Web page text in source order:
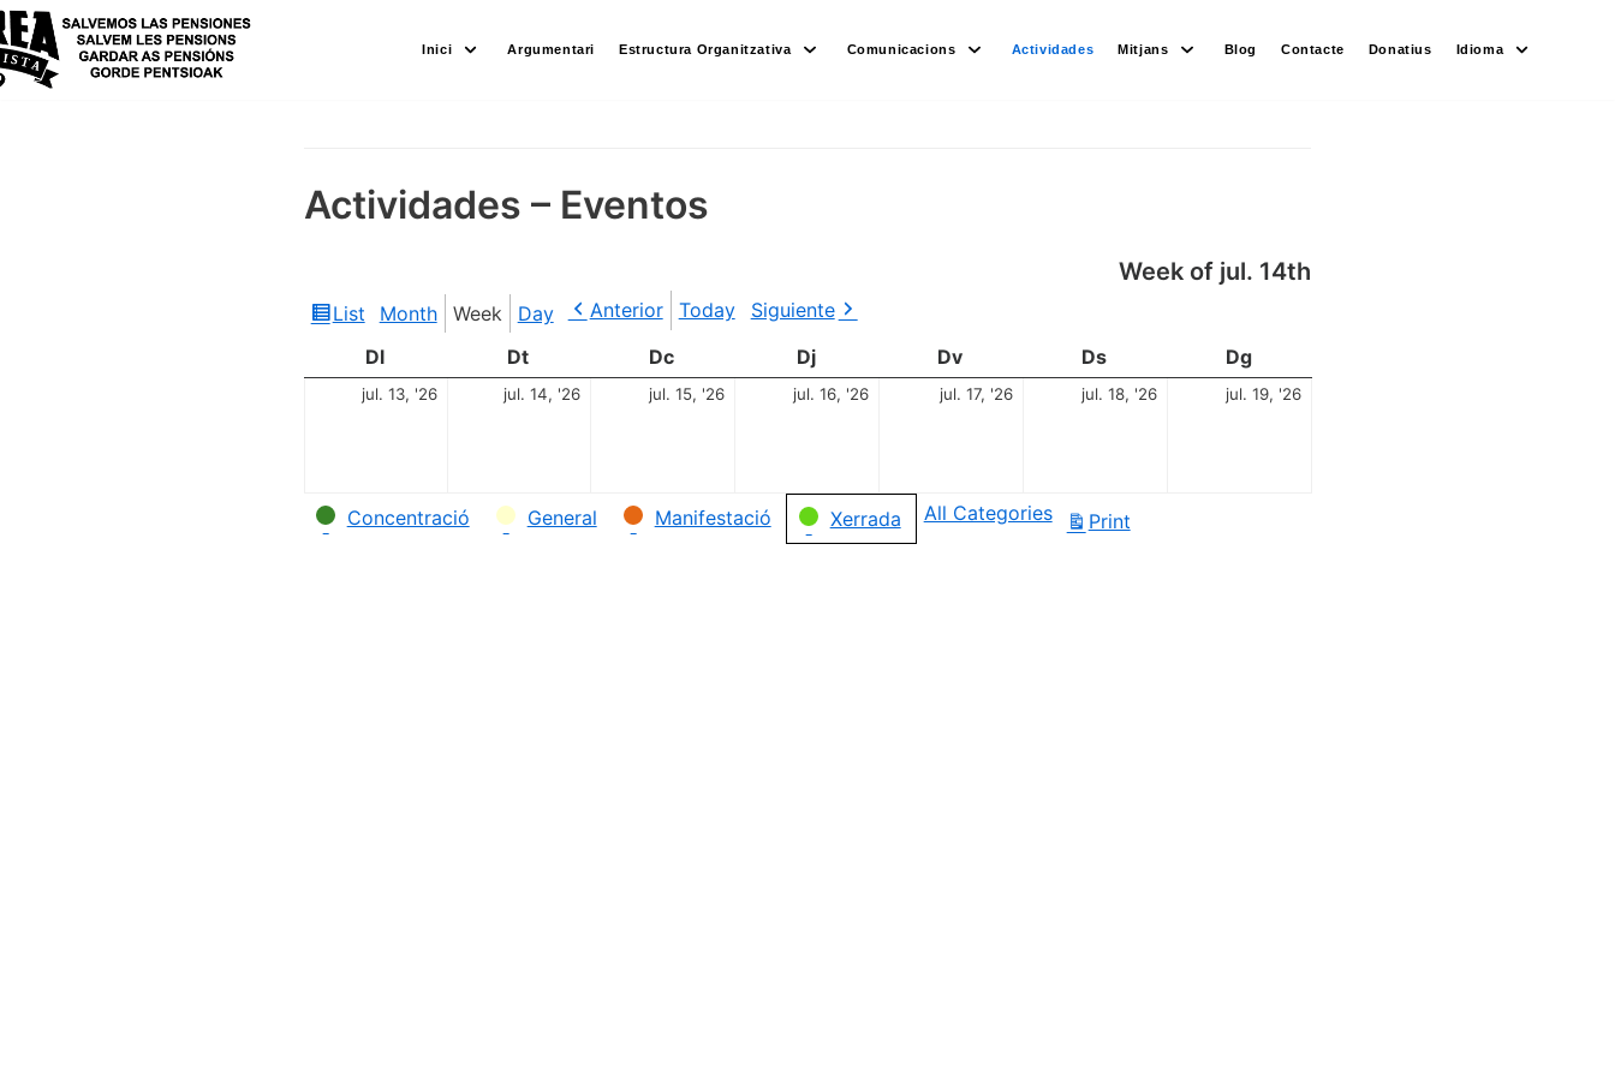
Skip
to
content
Inici Argumentari Estructura Organitzativa Comunicacions Actividades Mitjans Blog Contacte Donatius Idioma
Actividades – Eventos
Week of jul. 14th
View
List Month Week Day Anterior Today
Siguiente
Dl
Dt Dc Dj Dv Ds Dg
jul. 13, '26 jul. 14, '26 jul. 15, '26 jul. 16, '26 jul. 17, '26 jul. 18, '26 jul. 19, '26
Categories
Concentració General Manifestació Xerrada All Categories Print